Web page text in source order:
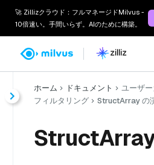
🚀 Zillizクラウド：フルマネージドMilvus -
10倍速い。手間いらず。AIのために構築。
ホーム ドキュメント ユーザ
フィルタリング
StructArray の